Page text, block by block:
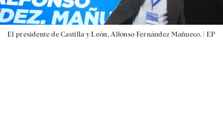
El presidente de Castilla y León, Alfonso Fernández Mañueco. | EP